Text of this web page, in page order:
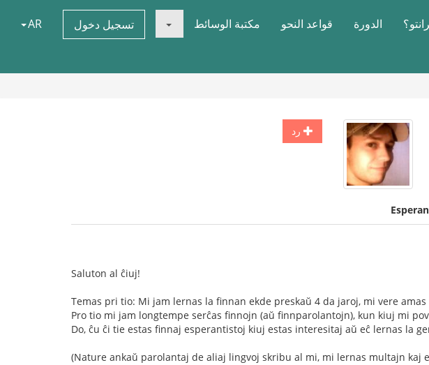
الدورة قواعد النحو مكتبة الوسائط تسجيل دخول AR
رد
Saluton al ĉiuj!
Temas pri tio: Mi jam lernas la finnan ekde preskaŭ 4 da jaroj, mi vere
Pro tio mi jam longtempe serĉas finnojn (aŭ finnparolantojn), kun kiuj mi
Do, ĉu ĉi tie estas finnaj esperantistoj kiuj estas interesitaj aŭ eĉ lernas la
(Nature ankaŭ parolantaj de aliaj lingvoj skribu al mi, mi lernas multajn kaj